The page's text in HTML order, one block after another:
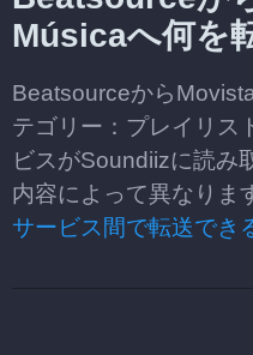
Músicaへ何を
Beatsourceから
テゴリー：プレイリス
ビスがSoundiizに読み
内容によって異なりま
サービス間で転送でき